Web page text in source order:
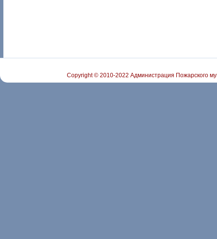
Copyright © 2010-2022 Администрация Пожарского